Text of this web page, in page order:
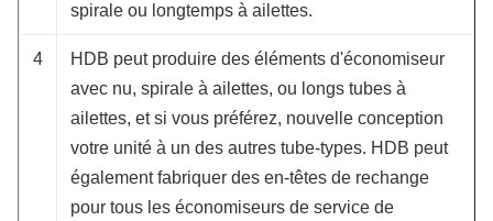
spirale ou longtemps à ailettes.
4
HDB peut produire des éléments d'économiseur
avec nu, spirale à ailettes, ou longs tubes à
ailettes, et si vous préférez, nouvelle conception
votre unité à un des autres tube-types. HDB peut
également fabriquer des en-têtes de rechange
pour tous les économiseurs de service de